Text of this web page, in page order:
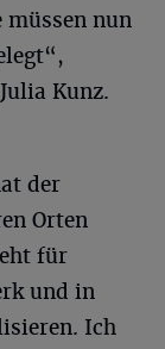
nun
Kunz.
der
Orten
für
und in
Ich